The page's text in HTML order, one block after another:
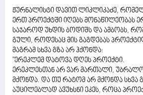
ჟურნალისტი დავით ლიკლიკაძე,
ერთ პროექტში იღებს მონაწილეობას
საჯაროდ უხდის ბოდიშს და ამბობს,
გული, როდესაც მის გაგდებას
მაგრამ სხვა გზა არ ჰქონდა:
"ერეკლემ დატოვა დღეს პროექტი.
ერეკლესთან არ ვარ მართალი,
მქონდა. და თუ რატომ არ მქონდა სხვა
აუცილებლად ავუხსნი ეკეს, როცა